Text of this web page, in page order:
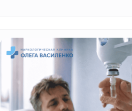
утреннем поиске облегчения,
бессилие начинают давить
физического похмелья. В
Василенко мы уже
Read More...